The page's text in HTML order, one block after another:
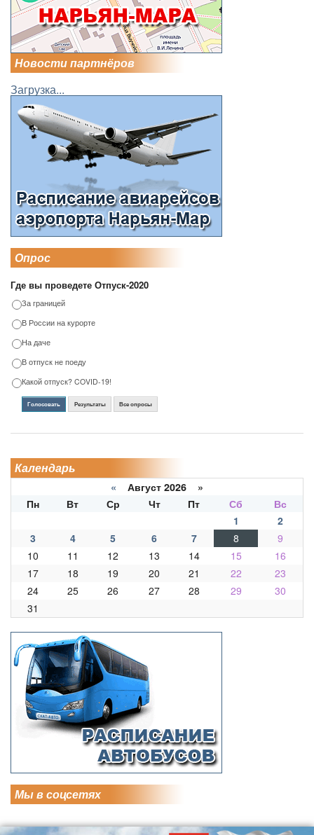
Новости партнёров
Загрузка...
Опрос
Где вы проведете Отпуск-2020
За границей
В России на курорте
На даче
В отпуск не поеду
Какой отпуск? COVID-19!
Голосовать Результаты Все опросы
Календарь
« Август 2026 »
Пн
Вт Ср Чт Пт Сб
Вс
1
2
3
4 5 6 7 8
9
10
11 12 13 14 15
16
17
18 19 20 21 22
23
24
25 26 27 28 29
30
31
Мы в соцсетях